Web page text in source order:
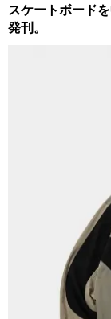
スケートボード
発刊。